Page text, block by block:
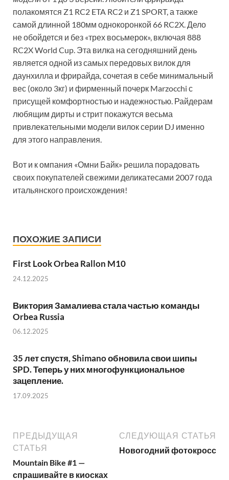
полакомятся Z1 RC2 ETA RC2 и Z1 SPORT, а также
самой длинной 180мм однокоронкой 66 RC2X. Дело
не обойдется и без «трех восьмерок», включая 888
RC2X World Cup. Эта вилка на сегодняшний день
является одной из самых передовых вилок для
даунхилла и фрирайда, сочетая в себе минимальный
вес (около 3кг) и фирменный почерк Marzocchi с
присущей комфортностью и надежностью. Райдерам
любящим дирты и стрит покажутся весьма
привлекательными модели вилок серии DJ именно
для этого направления.
Вот и к омпания «Омни Байк» решила порадовать
своих покупателей свежими деликатесами 2007 года
итальянского происхождения!
ПОХОЖИЕ ЗАПИСИ
First Look Orbea Rallon M10
24.12.2025
Виктория Замалиева стала частью команды
Orbea Russia
06.12.2025
35 лет спустя, Shimano обновила свои шипы
SPD. Теперь у них многофункциональное
зацепление.
17.09.2025
ПРЕДЫДУЩАЯ
СТАТЬЯ
Mountain Bike #1 —
спрашивайте в киосках
СЛЕДУЮЩАЯ СТАТЬЯ
Новогодний фотокросс